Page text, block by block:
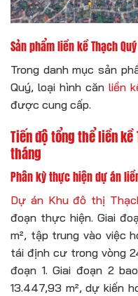
Sản phẩm liền kề Thạch
Trong danh mục sản
Quý, loại hình căn liền
được cung cấp.
Tiến độ tổng thể liền kề
tháng
Phân kỳ thực hiện dự án
Dự án Khu đô thị
đoạn thực hiện. Giai
m², tập trung vào việc
tái định cư trong vòng
đoạn 1. Giai đoạn 2
13.447,93 m², dự kiến